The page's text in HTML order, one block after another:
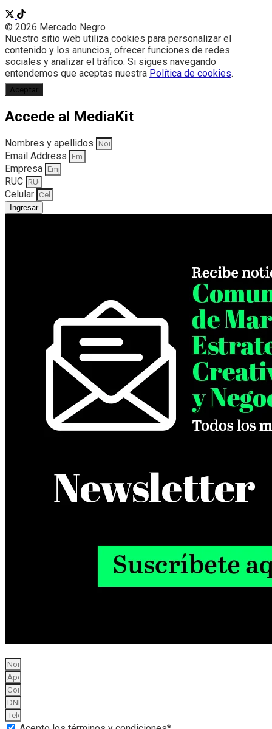
© 2026 Mercado Negro
Nuestro sitio web utiliza cookies para personalizar el
contenido y los anuncios, ofrecer funciones de redes
sociales y analizar el tráfico. Si sigues navegando
entendemos que aceptas nuestra Política de cookies.
Aceptar
Accede al MediaKit
Nombres y apellidos
Email Address
Empresa
RUC
Celular
Ingresar